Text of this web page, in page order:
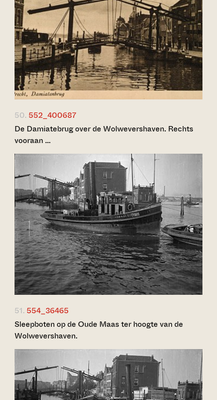
50. 552_400687
De Damiatebrug over de Wolwevershaven. Rechts
vooraan …
51. 554_36465
Sleepboten op de Oude Maas ter hoogte van de
Wolwevershaven.